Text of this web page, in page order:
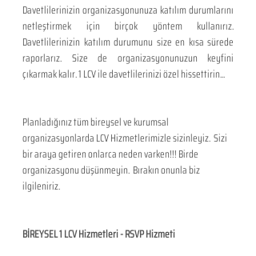
Davetlilerinizin organizasyonunuza katılım durumlarını
netleştirmek için birçok yöntem kullanırız.
Davetlilerinizin katılım durumunu size en kısa sürede
raporlarız. Size de organizasyonunuzun keyfini
çıkarmak kalır. 1 LCV ile davetlilerinizi özel hissettirin...
Planladığınız tüm bireysel ve kurumsal
organizasyonlarda LCV Hizmetlerimizle sizinleyiz.  Sizi
bir araya getiren onlarca neden varken!!! Birde
organizasyonu düşünmeyin.  Bırakın onunla biz
ilgileniriz.
BİREYSEL 1 LCV Hizmetleri - RSVP Hizmeti